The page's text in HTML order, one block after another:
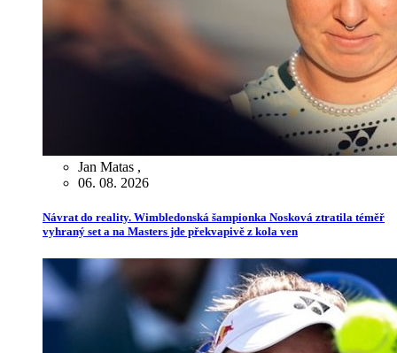
Jan Matas ,
06. 08. 2026
Návrat do reality. Wimbledonská šampionka Nosková ztratila téměř
vyhraný set a na Masters jde překvapivě z kola ven